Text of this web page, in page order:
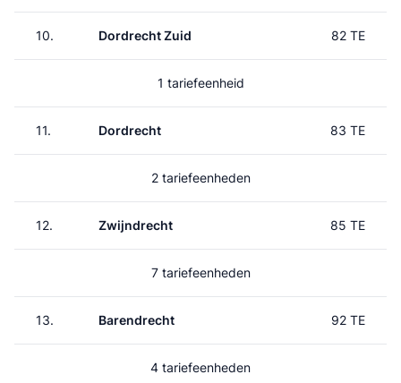
10. Dordrecht Zuid 82 TE
1 tariefeenheid
11. Dordrecht 83 TE
2 tariefeenheden
12. Zwijndrecht 85 TE
7 tariefeenheden
13. Barendrecht 92 TE
4 tariefeenheden